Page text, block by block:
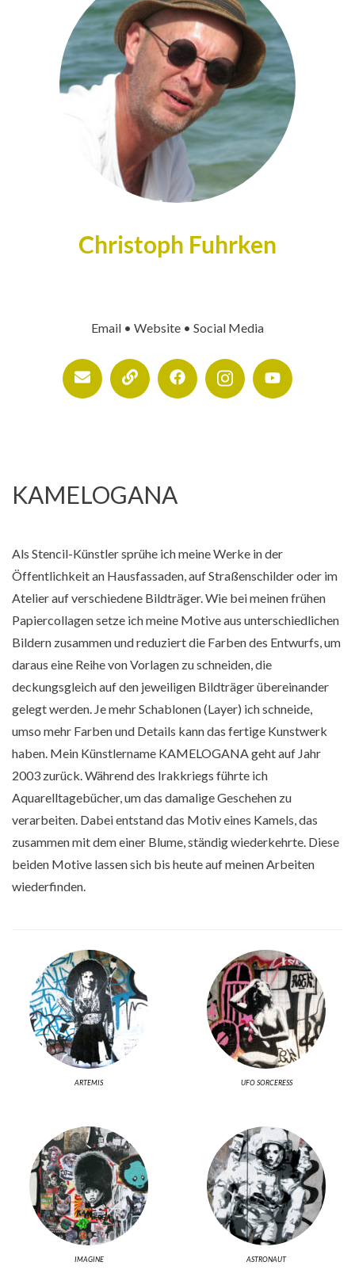
Christoph Fuhrken
Email • Website • Social Media
KAMELOGANA
Als Stencil-Künstler sprühe ich meine Werke in der
Öffentlichkeit an Hausfassaden, auf Straßenschilder oder im
Atelier auf verschiedene Bildträger. Wie bei meinen frühen
Papiercollagen setze ich meine Motive aus unterschiedlichen
Bildern zusammen und reduziert die Farben des Entwurfs, um
daraus eine Reihe von Vorlagen zu schneiden, die
deckungsgleich auf den jeweiligen Bildträger übereinander
gelegt werden. Je mehr Schablonen (Layer) ich schneide,
umso mehr Farben und Details kann das fertige Kunstwerk
haben. Mein Künstlername KAMELOGANA geht auf Jahr
2003 zurück. Während des Irakkriegs führte ich
Aquarelltagebücher, um das damalige Geschehen zu
verarbeiten. Dabei entstand das Motiv eines Kamels, das
zusammen mit dem einer Blume, ständig wiederkehrte. Diese
beiden Motive lassen sich bis heute auf meinen Arbeiten
wiederfinden.
ARTEMIS UFO SORCERESS
IMAGINE ASTRONAUT